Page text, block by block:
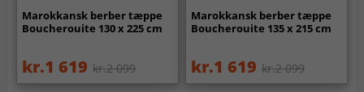
Marokkansk berber tæppe
Boucherouite 130 x 225 cm
kr.1 619 kr.2 099
Marokkansk berber tæppe
Boucherouite 135 x 215 cm
kr.1 619 kr.2 099